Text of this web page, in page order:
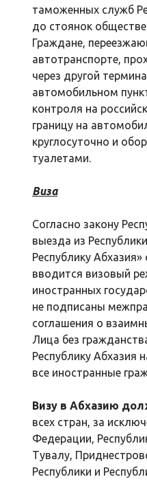
таможенных служб
до стоянок
Граждане,
автотранспорте,
через другой
автомобильном
контроля на
границу на
круглосуточно и
туалетами.
Виза
Согласно закону
выезда из
Республику
вводится визовый
иностранных
не подписаны
соглашения о
Лица без
Республику Абхазия
все иностранные
Визу в Абхазию
всех стран, за
Федерации,
Тувалу,
Республики и